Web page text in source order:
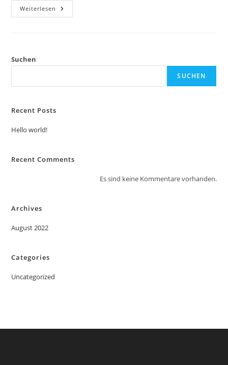
Weiterlesen Hello
World!
Suchen
SUCHEN
Recent Posts
Hello world!
Recent Comments
Es sind keine Kommentare vorhanden.
Archives
August 2022
Categories
Uncategorized